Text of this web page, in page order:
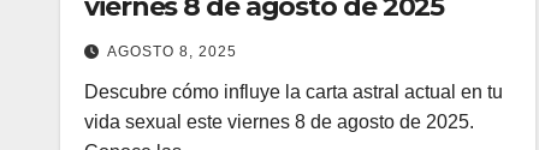
AGOSTO 8, 2025
Descubre cómo influye la carta astral actual en tu
vida sexual este viernes 8 de agosto de 2025.